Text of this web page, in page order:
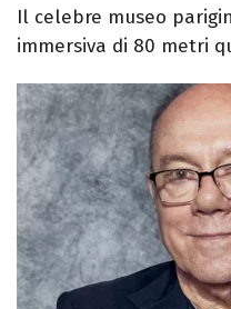
Il celebre museo
immersiva di 80 metri